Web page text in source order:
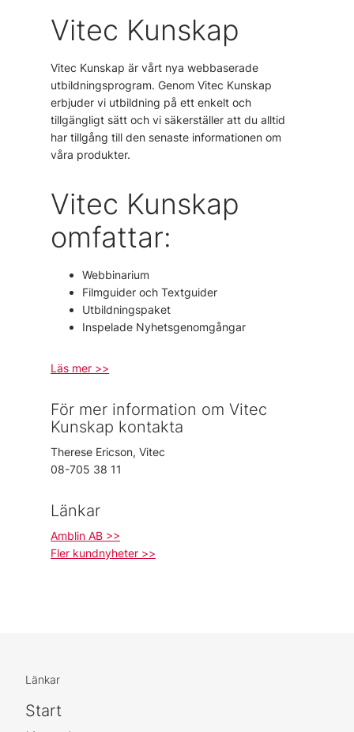
Vitec Kunskap
Vitec Kunskap är vårt nya webbaserade
utbildningsprogram. Genom Vitec Kunskap
erbjuder vi utbildning på ett enkelt och
tillgängligt sätt och vi säkerställer att du alltid
har tillgång till den senaste informationen om
våra produkter.
Vitec Kunskap
omfattar:
Webbinarium
Filmguider och Textguider
Utbildningspaket
Inspelade Nyhetsgenomgångar
Läs mer >>
För mer information om Vitec
Kunskap kontakta
Therese Ericson, Vitec
08-705 38 11
Länkar
Amblin AB >>
Fler kundnyheter >>
Länkar
Start